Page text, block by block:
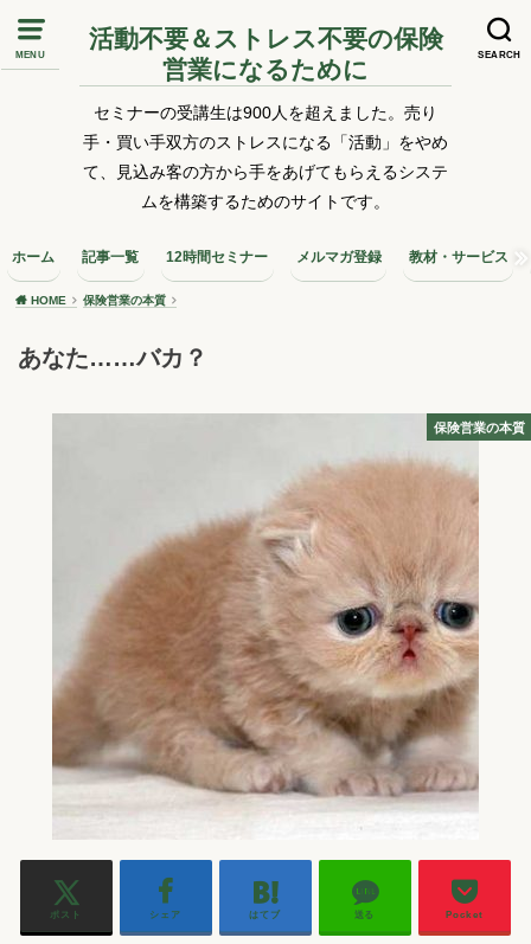
MENU SEARCH
活動不要＆ストレス不要の保険
営業になるために
セミナーの受講生は900人を超えました。売り
手・買い手双方のストレスになる「活動」をやめ
て、見込み客の方から手をあげてもらえるシステ
ムを構築するためのサイトです。
ホーム 記事一覧 12時間セミナー メルマガ登録 教材・サービス
HOME 保険営業の本質
あなた……バカ？
保険営業の本質
ポスト シェア はてブ 送る Pocket